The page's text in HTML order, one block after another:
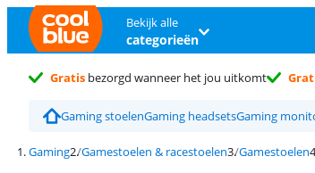
Bekijk alle
categorieën
Gratis bezorgd wanneer het jou uitkomt
Gaming stoelenGaming headsetsGaming
Gaming Gamestoelen & racestoelen Gamestoelen